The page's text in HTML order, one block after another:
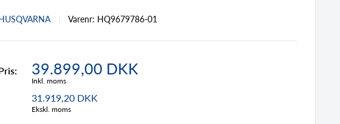
Varenr: HQ9679786-01
Tilbudspris
39.899,00 DKK
Inkl. moms
31.919,20 DKK
Ekskl. moms